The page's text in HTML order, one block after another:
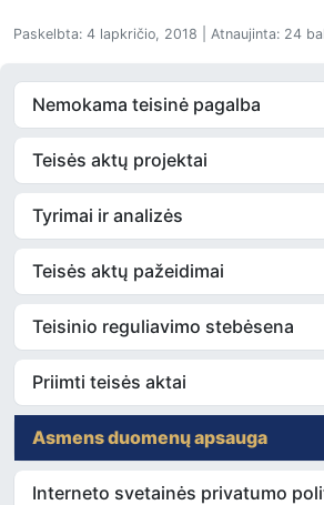
Paskelbta: 4 lapkričio, 2018 | Atnaujinta: 24
Nemokama teisinė pagalba
Teisės aktų projektai
Tyrimai ir analizės
Teisės aktų pažeidimai
Teisinio reguliavimo stebėsena
Priimti teisės aktai
Asmens duomenų apsauga
Interneto svetainės privatumo